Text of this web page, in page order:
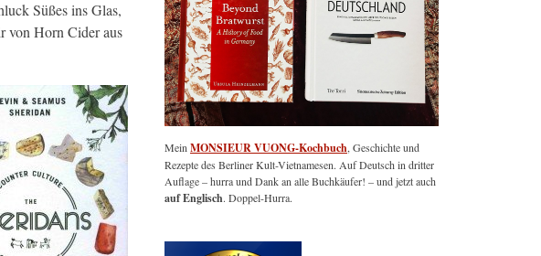
Süßes ins Glas,
von Horn Cider aus
Mein MONSIEUR VUONG-Kochbuch , Geschichte und
Rezepte des Berliner Kult-Vietnamesen. Auf Deutsch in dritter
Auflage – hurra und Dank an alle Buchkäufer! – und jetzt auch
auf Englisch. Doppel-Hurra.